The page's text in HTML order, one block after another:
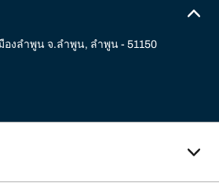
องลำพูน จ.ลำพูน, ลำพูน - 51150